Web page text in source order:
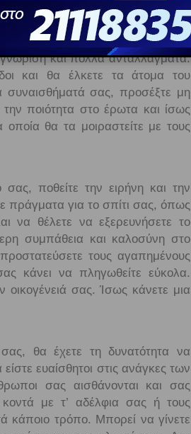
έρωτας και η αγάπη είναι από τις
κινηματογράφος, το θέατρο σας
την αγάπη και τη χαρά σας
και πολλά ανταλλάγματα.
και θα έλκετε τα άτομα του
συναισθήματά σας, προσέξτε μη
ποιότητα στο έρωτα και ίσως
θα τα μοιραστείτε με τους
ποθείτε την ειρήνη και την
πράγματα για το σπίτι σας, όπως
να θέλετε να εξερευνήσετε το
συμπάθεια και καλοσύνη στο
τους αγαπημένους
κάνει να πληγωθείτε εύκολα.
σας. Ίσως κάνετε μια
θα έχετε τη δυνατότητα να
ευαίσθητοι στις ανάγκες των
σας αισθάνονται και σας
με τ’ αδέλφια σας ή τους
κάποιο τρόπο. Μπορεί να γίνετε